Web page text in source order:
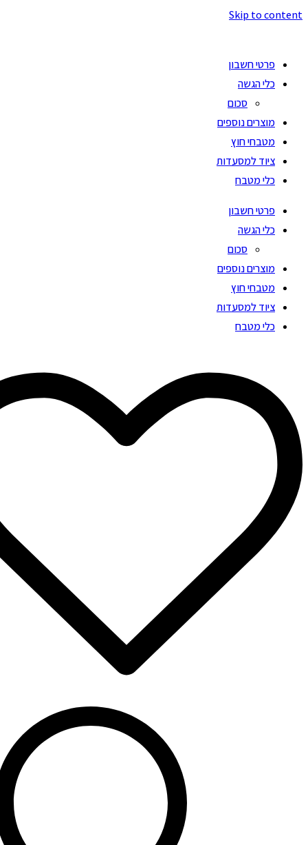
Skip to content
פרטי חשבון
כלי הגשה
סכום
מוצרים נוספים
מטבחי חוץ
ציוד למסעדות
כלי מטבח
פרטי חשבון
כלי הגשה
סכום
מוצרים נוספים
מטבחי חוץ
ציוד למסעדות
כלי מטבח